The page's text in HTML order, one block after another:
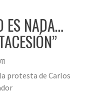
ES NADA…
protesta de Carlos